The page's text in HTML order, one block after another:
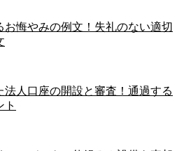
お悔やみの例文！失礼のない適切
法人口座の開設と審査！通過する
ト